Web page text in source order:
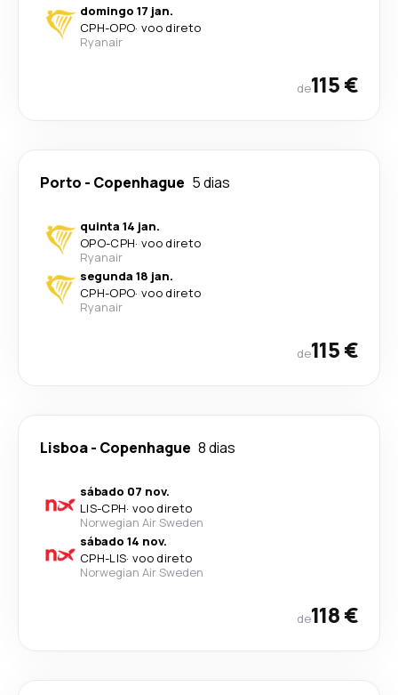
domingo 17 jan.
CPH-OPO· voo direto
Ryanair
de115 €
Porto - Copenhague 5 dias
quinta 14 jan.
OPO-CPH· voo direto
Ryanair
segunda 18 jan.
CPH-OPO· voo direto
Ryanair
de115 €
Lisboa- Copenhague 8 dias
sábado 07 nov.
LIS-CPH· voo direto
Norwegian Air Sweden
sábado 14 nov.
CPH-LIS· voo direto
Norwegian Air Sweden
de118 €